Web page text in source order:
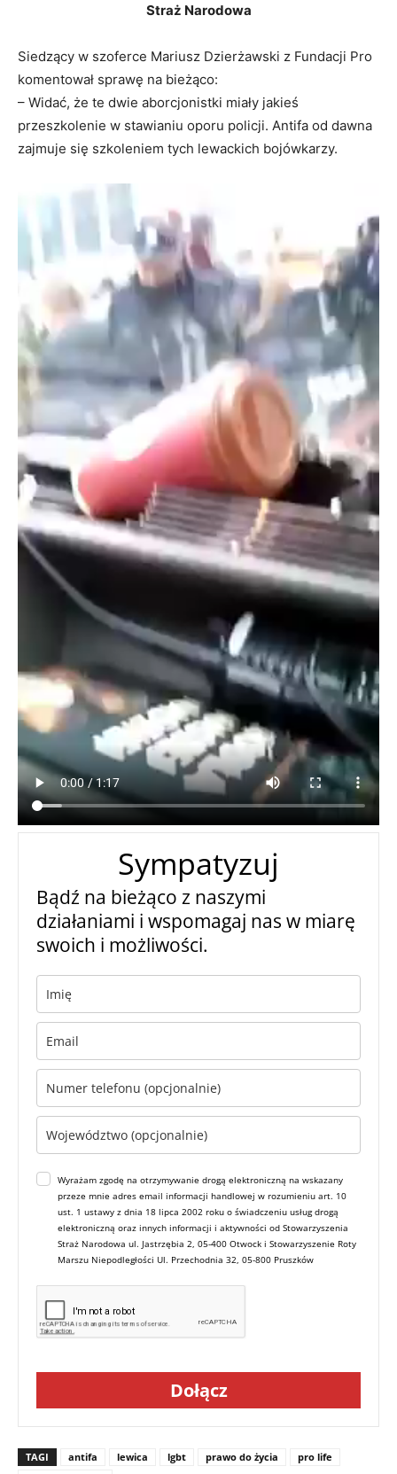
Straż Narodowa
Siedzący w szoferce Mariusz Dzierżawski z Fundacji Pro
komentował sprawę na bieżąco:
– Widać, że te dwie aborcjonistki miały jakieś
przeszkolenie w stawianiu oporu policji. Antifa od dawna
zajmuje się szkoleniem tych lewackich bojówkarzy.
Sympatyzuj
Bądź na bieżąco z naszymi
działaniami i wspomagaj nas w miarę
swoich i możliwości.
Wyrażam zgodę na otrzymywanie drogą elektroniczną na wskazany
przeze mnie adres email informacji handlowej w rozumieniu art. 10
ust. 1 ustawy z dnia 18 lipca 2002 roku o świadczeniu usług drogą
elektroniczną oraz innych informacji i aktywności od Stowarzyszenia
Straż Narodowa ul. Jastrzębia 2, 05-400 Otwock i Stowarzyszenie Roty
Marszu Niepodległości Ul. Przechodnia 32, 05-800 Pruszków
Dołącz
TAGI antifa lewica lgbt prawo do życia
pro life